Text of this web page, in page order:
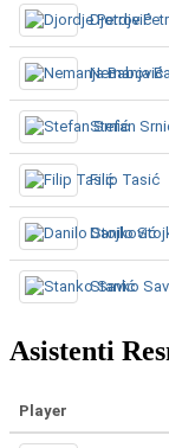
Djordje
Nemanja
Stefan
Filip Tasić
Danilo
Stanko
Asistenti
Player